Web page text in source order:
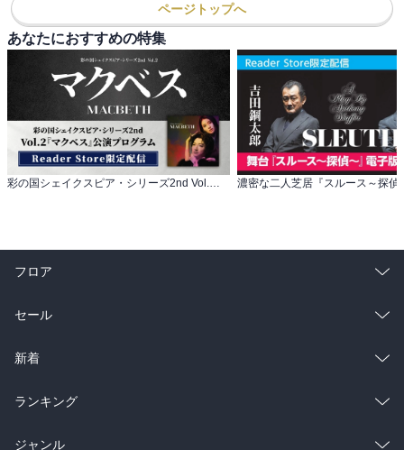
ページトップへ
あなたにおすすめの特集
フロア
総合
ラノベ
雑誌・グラビア
BL・TL
セール
総合
ラノベ
雑誌・グラビア
新着
総合
ラノベ
ランキング
総合
ジャンル